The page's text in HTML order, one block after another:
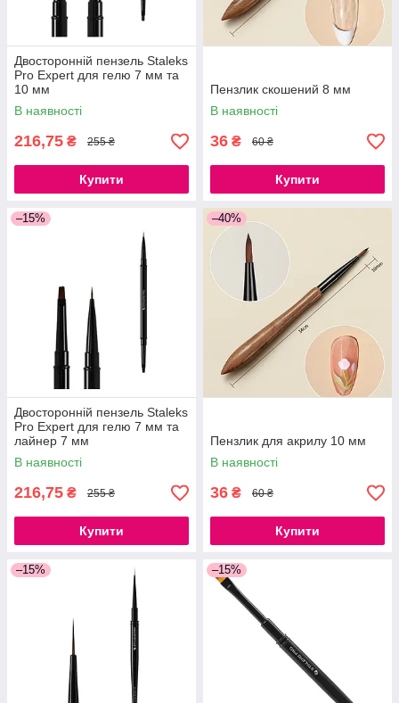
Двосторонній пензель Staleks
Pro Expert для гелю 7 мм та
10 мм
В наявності
216,75 ₴ 255 ₴
Купити
Пензлик скошений 8 мм
В наявності
36 ₴ 60 ₴
Купити
–15%
Двосторонній пензель Staleks
Pro Expert для гелю 7 мм та
лайнер 7 мм
В наявності
216,75 ₴ 255 ₴
Купити
–40%
Пензлик для акрилу 10 мм
В наявності
36 ₴ 60 ₴
Купити
–15% –15%